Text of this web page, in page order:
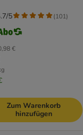
€
5 (101)
Zum Warenkorb
hinzufügen